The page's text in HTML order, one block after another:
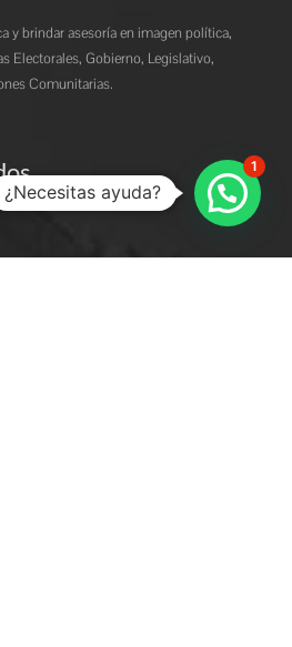
y brindar asesoría en imagen política,
Electorales, Gobierno, Legislativo,
Comunitarias.
¿Necesitas ayuda?
1